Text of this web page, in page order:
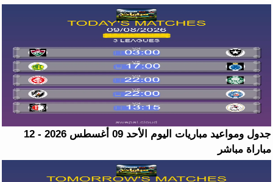
جدول ومواعيد مباريات اليوم الأحد 09 أغسطس 2026 - 12
مباراة مباشر